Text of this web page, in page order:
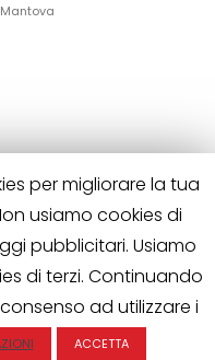
Mantova
Wild Horses S.R.L.
i diritti riservati
per migliorare la tua
usiamo cookies di
pubblicitari. Usiamo
di terzi. Continuando
ad utilizzare i
ACCETTA